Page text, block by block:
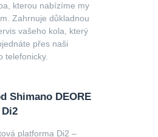
kterou nabízíme my
Zahrnuje důkladnou
vašeho kola, který
přes naši
telefonicky.
Shimano DEORE
Di2
platforma Di2 –